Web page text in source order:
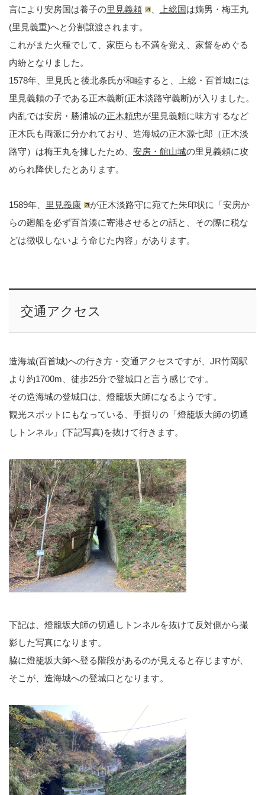
言により安房国は養子の里見義頼 、 上総国は嫡男・梅王丸
(里見義重)へと分割譲渡されます。
これがまた火種でして、家臣らも不満を覚え、家督をめぐる
内紛となりました。
1578年、里見氏と後北条氏が和睦すると、上総・百首城には
里見義頼の子である正木義断(正木淡路守義断)が入りました。
内乱では安房・勝浦城の正木頼忠が里見義頼に味方するなど
正木氏も両派に分かれており、造海城の正木源七郎（正木淡
路守）は梅王丸を擁したため、 安房・館山城の里見義頼に攻
められ降伏したとあります。
1589年、 里見義康
が正木淡路守に宛てた朱印状に「安房か
らの廻船を必ず百首湊に寄港させるとの話と、その際に税な
どは徴収しないよう命じた内容」があります。
交通アクセス
造海城(百首城)への行き方・交通アクセスですが、JR竹岡駅
より約1700m、徒歩25分で登城口と言う感じです。
その造海城の登城口は、燈籠坂大師になるようです。
観光スポットにもなっている、手掘りの「燈籠坂大師の切通
しトンネル」(下記写真)を抜けて行きます。
下記は、燈籠坂大師の切通しトンネルを抜けて反対側から撮
影した写真になります。
脇に燈籠坂大師へ登る階段があるのが見えると存じますが、
そこが、造海城への登城口となります。